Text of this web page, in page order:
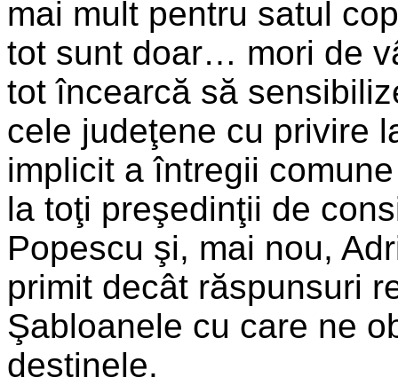
mai mult pentru satul
tot sunt doar… mori de
tot încearcă să
cele judeţene cu privire
implicit a întregii
la toţi preşedinţii de
Popescu şi, mai nou,
primit decât răspunsuri
Şabloanele cu care ne
destinele.